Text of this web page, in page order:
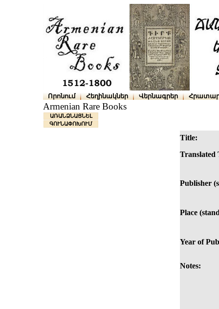
Որոնում Հեղինակներ Վերնագրեր
Armenian Rare Books
ԱՌԱՆՁՆԱՑՆԵԼ
ԳՈՒՆԱՓՈԽՈՒՄ
Title:
Translated
Publisher
Place
Year of
Notes: